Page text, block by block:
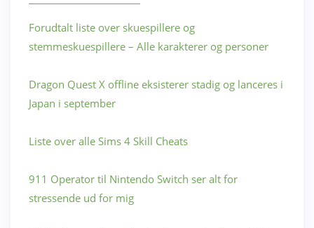
Forudtalt liste over skuespillere og
stemmeskuespillere – Alle karakterer og personer
Dragon Quest X offline eksisterer stadig og lanceres i
Japan i september
Liste over alle Sims 4 Skill Cheats
911 Operator til Nintendo Switch ser alt for
stressende ud for mig